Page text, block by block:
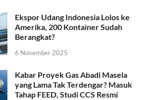
Ekspor Udang Indonesia Lolos ke
Amerika, 200 Kontainer Sudah
Berangkat?
6 November 2025
Kabar Proyek Gas Abadi Masela
yang Lama Tak Terdengar? Masuk
Tahap FEED, Studi CCS Resmi